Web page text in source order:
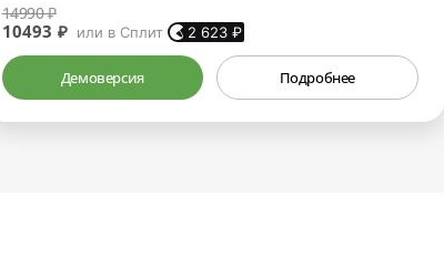
14990 ₽
10493 ₽ или в Сплит 2 623₽
Демоверсия Подробнее